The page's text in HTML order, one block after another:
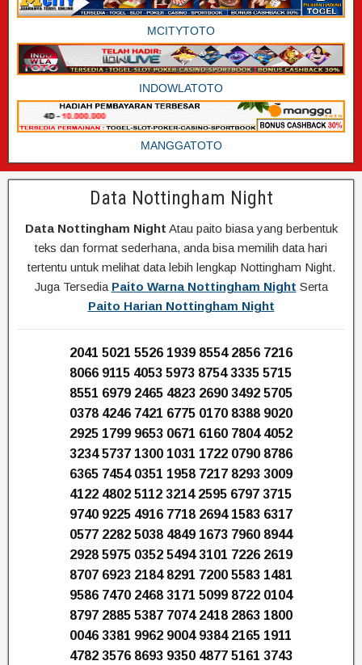
MCITYTOTO
INDOWLATOTO
MANGGATOTO
Data Nottingham Night
Data Nottingham Night Atau paito biasa yang berbentuk
teks dan format sederhana, anda bisa memilih data hari
tertentu untuk melihat data lebih lengkap Nottingham Night.
Juga Tersedia Paito Warna Nottingham Night Serta
Paito Harian Nottingham Night
2041 5021 5526 1939 8554 2856 7216
8066 9115 4053 5973 8754 3335 5715
8551 6979 2465 4823 2690 3492 5705
0378 4246 7421 6775 0170 8388 9020
2925 1799 9653 0671 6160 7804 4052
3234 5737 1300 1031 1722 0790 8786
6365 7454 0351 1958 7217 8293 3009
4122 4802 5112 3214 2595 6797 3715
9740 9225 4916 7718 2694 1583 6317
0577 2282 5038 4849 1673 7960 8944
2928 5975 0352 5494 3101 7226 2619
8707 6923 2184 8291 7200 5583 1481
9586 7470 2468 3171 5099 8722 0104
8797 2885 5387 7074 2418 2863 1800
0046 3381 9962 9004 9384 2165 1911
4782 3576 8693 9350 4877 5161 3743